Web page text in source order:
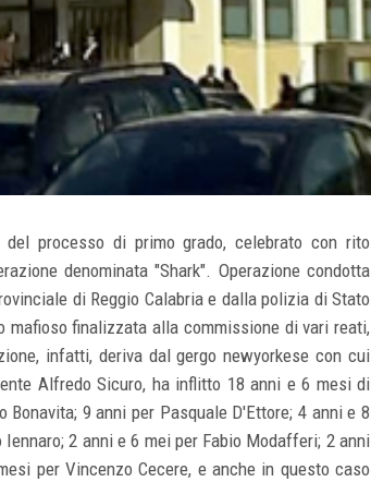
processo di primo grado, celebrato con rito
denominata "Shark". Operazione condotta
di Reggio Calabria e dalla polizia di Stato
mafioso finalizzata alla commissione di vari reati,
infatti, deriva dal gergo newyorkese con cui
Alfredo Sicuro, ha inflitto 18 anni e 6 mesi di
9 anni per Pasquale D'Ettore; 4 anni e 8
2 anni e 6 mei per Fabio Modafferi; 2 anni
per Vincenzo Cecere, e anche in questo caso